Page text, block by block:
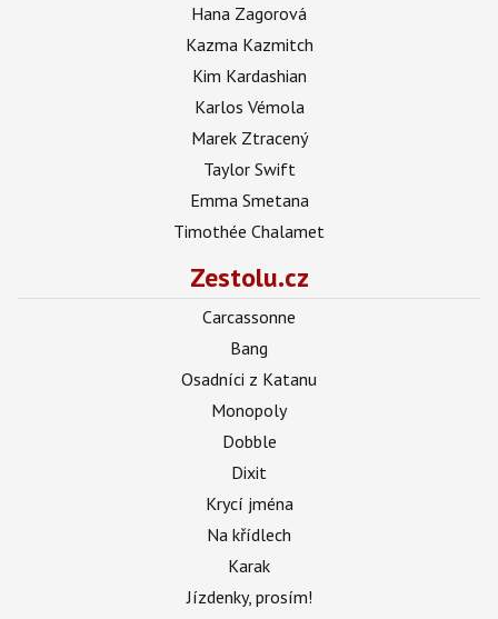
Hana Zagorová
Kazma Kazmitch
Kim Kardashian
Karlos Vémola
Marek Ztracený
Taylor Swift
Emma Smetana
Timothée Chalamet
Zestolu.cz
Carcassonne
Bang
Osadníci z Katanu
Monopoly
Dobble
Dixit
Krycí jména
Na křídlech
Karak
Jízdenky, prosím!